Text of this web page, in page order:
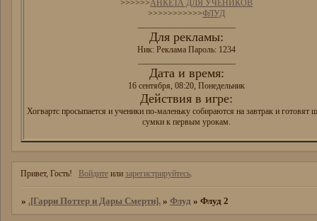
>>>>>>АНКЕТА ДЛЯ УЧЕНИКОВ
>>>>>>>>>>>ФЛУД
Для рекламы:
Ник: Реклама Пароль: 1234
Дата и время:
16 сентября, 08:20, Понедельник
Действия в игре:
Хогвартс просыпается и ученики по-маленьку собираются на завтрак и готовят
сумки к первым урокам.
Привет, Гость! Войдитеили зарегистрируйтесь.
» .[Гарри Поттер и Дары Смерти]. » Флуд » Флуд 2